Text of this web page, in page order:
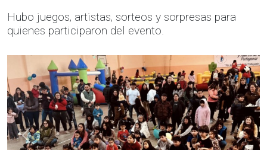
Hubo juegos, artistas, sorteos y sorpresas para
quienes participaron del evento.
Anterior